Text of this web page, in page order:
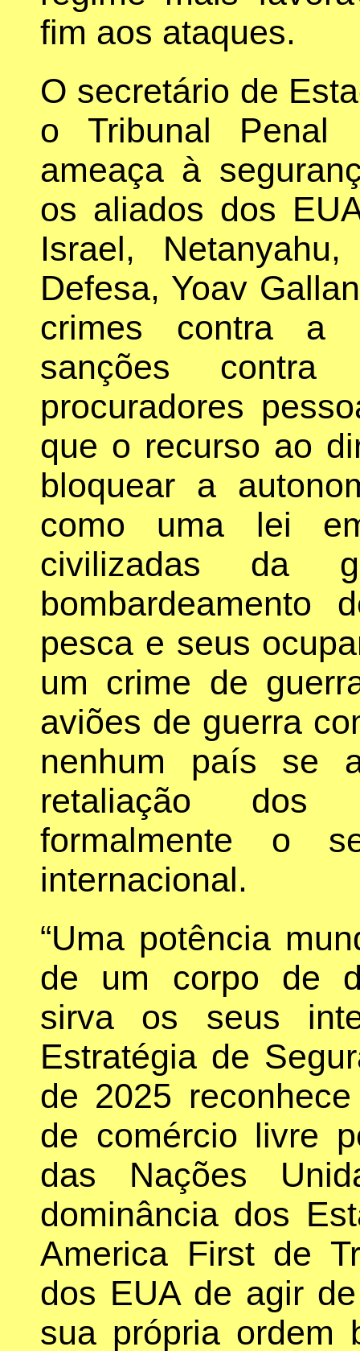
fim aos ataques.
O secretário de
o Tribunal Penal
ameaça à
os aliados dos
Israel,
Defesa, Yoav
crimes contra a
sanções
procuradores
que o recurso ao
bloquear a
como uma lei
civilizadas da
pesca e seus
um crime de
aviões de guerra
nenhum país se
retaliação dos
formalmente o
internacional.
“Uma potência
de um corpo de
sirva os seus
Estratégia de
de 2025
de comércio livre
das Nações
dominância dos
America First de
dos EUA de agir
sua própria ordem